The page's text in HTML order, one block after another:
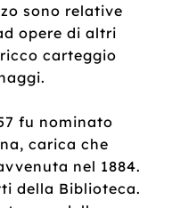
sono relative
opere di altri
carteggio
fu nominato
carica che
nel 1884.
della Biblioteca.